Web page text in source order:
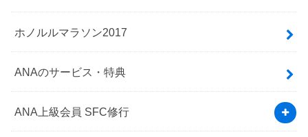
ホノルルマラソン2017
ANAのサービス・特典
ANA上級会員 SFC修行